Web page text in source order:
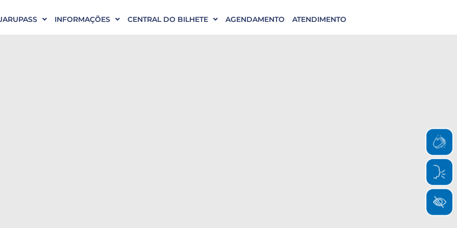
INFORMAÇÕES CENTRAL DO BILHETE AGENDAMENTO ATENDIMENTO